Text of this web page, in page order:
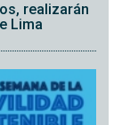
realizarán
Lima